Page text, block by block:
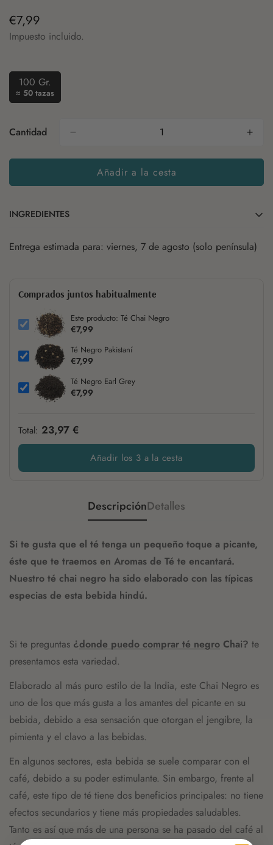
Precio
regular
€7,99
Impuesto incluido.
100 Gr.
≈ 50 tazas
Variante
Agotada
No
Cantidad
Añadir a la cesta
INGREDIENTES
Té negro
Clavo
Cardamomo
Entrega estimada para: viernes, 7 de agosto (solo península)
Comprados juntos habitualmente
Este producto: Té Chai Negro
€7,99
Té Negro Pakistaní
€7,99
Té Negro Earl Grey
€7,99
Total: 23,97 €
Añadir los 3 a la cesta
DescripciónDetalles
Si te gusta que el té tenga un pequeño toque a picante,
éste que te traemos en Aromas de Té te encantará.
Nuestro té chai negro ha sido elaborado con las típicas
especias de esta bebida hindú.
Si te preguntas ¿donde puedo comprar té negro Chai? te
presentamos esta variedad.
Elaborado al más puro estilo de la India, este Chai Negro es
uno de los que más gusta a los amantes del picante en su
bebida, debido a esa sensación que otorgan el jengibre, la
pimienta y el clavo a las bebidas.
En algunos sectores, esta bebida se suele comparar con el
café, debido a su poder estimulante. Sin embargo, frente al
café, este tipo de té tiene dos beneficios principales: no tiene
efectos secundarios y tiene más propiedades saludables.
Tanto es así que más de una persona se ha pasado del café al